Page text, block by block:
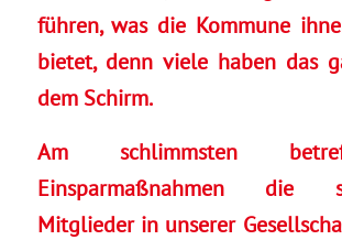
führen, was die Kommune
bietet, denn viele haben das
dem Schirm.
Am schlimmsten
Einsparmaßnahmen die
Mitglieder in unserer